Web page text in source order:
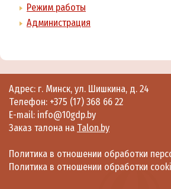
Режим работы
Администрация
Адрес: г. Минск, ул. Шишкина, д. 24
Телефон: +375 (17) 368 66 22
E-mail: info@10gdp.by
Заказ талона на Talon.by
Политика в отношении обработки
Политика в отношении обработки